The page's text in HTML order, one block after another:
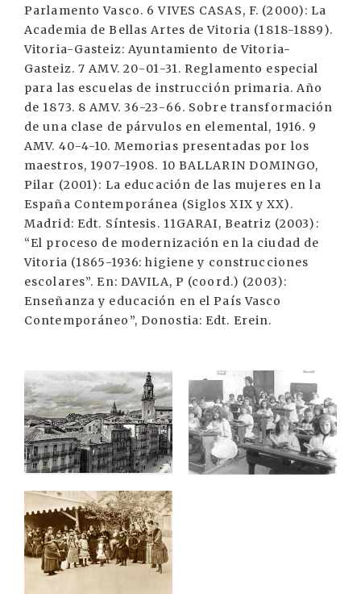
Parlamento Vasco. 6 VIVES CASAS, F. (2000): La
Academia de Bellas Artes de Vitoria (1818-1889).
Vitoria-Gasteiz: Ayuntamiento de Vitoria-
Gasteiz. 7 AMV. 20-01-31. Reglamento especial
para las escuelas de instrucción primaria. Año
de 1873. 8 AMV. 36-23-66. Sobre transformación
de una clase de párvulos en elemental, 1916. 9
AMV. 40-4-10. Memorias presentadas por los
maestros, 1907-1908. 10 BALLARIN DOMINGO,
Pilar (2001): La educación de las mujeres en la
España Contemporánea (Siglos XIX y XX).
Madrid: Edt. Síntesis. 11GARAI, Beatriz (2003):
“El proceso de modernización en la ciudad de
Vitoria (1865-1936: higiene y construcciones
escolares”. En: DAVILA, P (coord.) (2003):
Enseñanza y educación en el País Vasco
Contemporáneo”, Donostia: Edt. Erein.